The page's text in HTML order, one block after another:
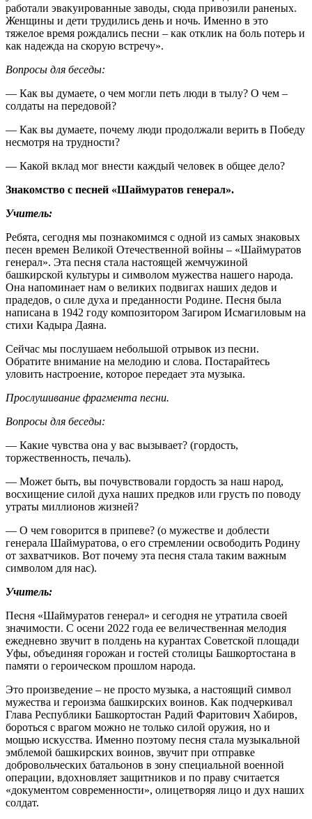
работали эвакуированные заводы, сюда привозили раненых.
Женщины и дети трудились день и ночь. Именно в это
тяжелое время рождались песни ‒ как отклик на боль потерь и
как надежда на скорую встречу».
Вопросы для беседы:
— Как вы думаете, о чем могли петь люди в тылу? О чем –
солдаты на передовой?
— Как вы думаете, почему люди продолжали верить в Победу
несмотря на трудности?
— Какой вклад мог внести каждый человек в общее дело?
Знакомство с песней «Шаймуратов генерал».
Учитель:
Ребята, сегодня мы познакомимся с одной из самых знаковых
песен времен Великой Отечественной войны – «Шаймуратов
генерал». Эта песня стала настоящей жемчужиной
башкирской культуры и символом мужества нашего народа.
Она напоминает нам о великих подвигах наших дедов и
прадедов, о силе духа и преданности Родине. Песня была
написана в 1942 году композитором Загиром Исмагиловым на
стихи Кадыра Даяна.
Сейчас мы послушаем небольшой отрывок из песни.
Обратите внимание на мелодию и слова. Постарайтесь
уловить настроение, которое передает эта музыка.
Прослушивание фрагмента песни.
Вопросы для беседы:
— Какие чувства она у вас вызывает? (гордость,
торжественность, печаль).
— Может быть, вы почувствовали гордость за наш народ,
восхищение силой духа наших предков или грусть по поводу
утраты миллионов жизней?
— О чем говорится в припеве? (о мужестве и доблести
генерала Шаймуратова, о его стремлении освободить Родину
от захватчиков. Вот почему эта песня стала таким важным
символом для нас).
Учитель:
Песня «Шаймуратов генерал» и сегодня не утратила своей
значимости. С осени 2022 года ее величественная мелодия
ежедневно звучит в полдень на курантах Советской площади
Уфы, объединяя горожан и гостей столицы Башкортостана в
памяти о героическом прошлом народа.
Это произведение ‒ не просто музыка, а настоящий символ
мужества и героизма башкирских воинов. Как подчеркивал
Глава Республики Башкортостан Радий Фаритович Хабиров,
бороться с врагом можно не только силой оружия, но и
мощью искусства. Именно поэтому песня стала музыкальной
эмблемой башкирских воинов, звучит при отправке
добровольческих батальонов в зону специальной военной
операции, вдохновляет защитников и по праву считается
«документом современности», олицетворяя лицо и дух наших
солдат.